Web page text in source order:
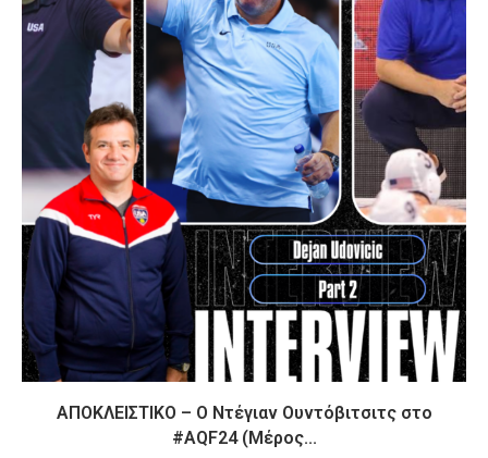
ΑΠΟΚΛΕΙΣΤΙΚΟ – Ο Ντέγιαν Ουντόβιτσιτς στο
#AQF24 (Μέρος...